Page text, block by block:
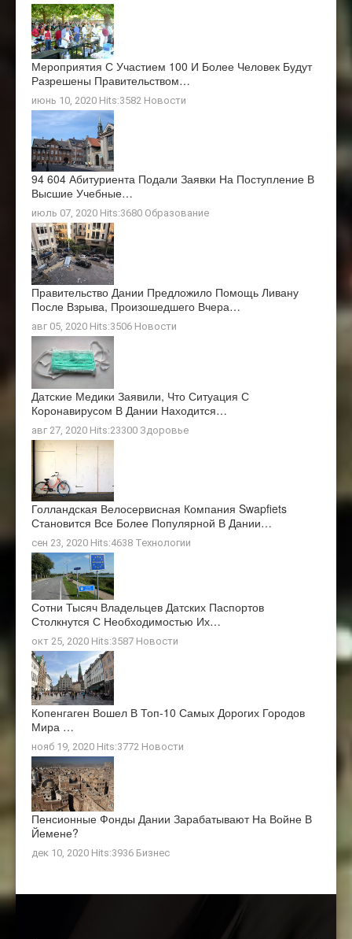
Мероприятия С Участием 100 И Более Человек Будут
Разрешены Правительством…
июнь 10, 2020 Hits:3582 Новости
94 604 Абитуриента Подали Заявки На Поступление В
Высшие Учебные…
июль 07, 2020 Hits:3680 Образование
Правительство Дании Предложило Помощь Ливану
После Взрыва, Произошедшего Вчера…
авг 05, 2020 Hits:3506 Новости
Датские Медики Заявили, Что Ситуация С
Коронавирусом В Дании Находится…
авг 27, 2020 Hits:23300 Здоровье
Голландская Велосервисная Компания Swapfiets
Становится Все Более Популярной В Дании…
сен 23, 2020 Hits:4638 Технологии
Сотни Тысяч Владельцев Датских Паспортов
Столкнутся С Необходимостью Их…
окт 25, 2020 Hits:3587 Новости
Копенгаген Вошел В Топ-10 Самых Дорогих Городов
Мира …
нояб 19, 2020 Hits:3772 Новости
Пенсионные Фонды Дании Зарабатывают На Войне В
Йемене?
дек 10, 2020 Hits:3936 Бизнес